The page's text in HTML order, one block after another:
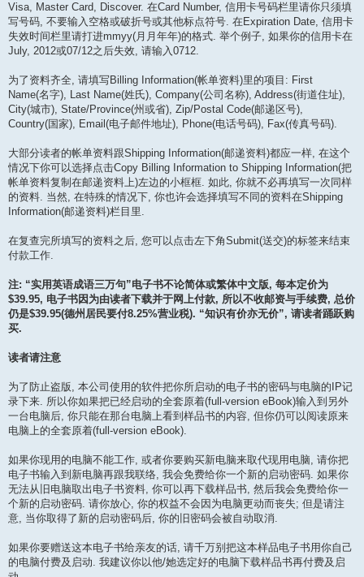
Visa, Master Card, Discover. 在Card Number, 信用卡号码栏里请你只须填
写号码, 不要输入空格或破折号或其他标点符号. 在Expiration Date, 信用卡
失效时间栏里请打进mmyy(月月年年)的格式. 举个例子, 如果你的信用卡在
July, 2012或07/12之后失效, 请输入0712.
为了资料齐全, 请填写Billing Information(帐单资料)里的项目: First
Name(名字), Last Name(姓氏), Company(公司名称), Address(街道住址),
City(城市), State/Province(州或省), Zip/Postal Code(邮递区号),
Country(国家), Email(电子邮件地址), Phone(电话号码), Fax(传真号码).
大部分读者的帐单资料跟Shipping Information(邮递资料)都应一样, 在这个
情况下你可以选择点击Copy Billing Information to Shipping Information(把
帐单资料复制在邮递资料上)左边的小框框. 如此, 你就不必再填写一次同样
的资料. 当然, 在特殊的情况下, 你也许会选择填写不同的资料在Shipping
Information(邮递资料)栏目里.
在复查完所填写的资料之后, 您可以点击左下角Submit(送交)的标签来结束
付款工作.
注: “实用英语成语三万句”电子书不论简体或繁体中文版, 每本定价为
$39.95, 电子书因为由读者下载并于网上付款, 所以不收邮资与手续费, 总价
仍是$39.95(德州居民要付8.25%营业税). “知识有价亦无价”, 请读者踊跃购
买.
读者请注意
为了防止盗版, 本公司使用的软件把你所启动的电子书的密码与电脑的IP记
录下来. 所以你如果把已经启动的全套原着(full-version eBook)输入到另外
一台电脑后, 你只能在那台电脑上看到样品书的内容, 但你仍可以阅读原来
电脑上的全套原着(full-version eBook).
如果你现用的电脑不能工作, 或者你要购买新电脑来取代现用电脑, 请你把
电子书输入到新电脑再跟我联络, 我会免费给你一个新的启动密码. 如果你
无法从旧电脑取出电子书资料, 你可以再下载样品书, 然后我会免费给你一
个新的启动密码. 请你放心, 你的权益不会因为电脑更动而丧失; 但是请注
意, 当你取得了新的启动密码后, 你的旧密码会被自动取消.
如果你要赠送这本电子书给亲友的话, 请千万别把这本样品电子书用你自己
的电脑付费及启动. 我建议你以他/她选定好的电脑下载样品书再付费及启